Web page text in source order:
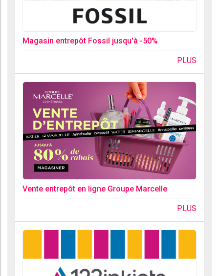
Magasin entrepôt Fossil jusqu'à -50%
PLUS
Vente entrepôt en ligne Groupe Marcelle
PLUS